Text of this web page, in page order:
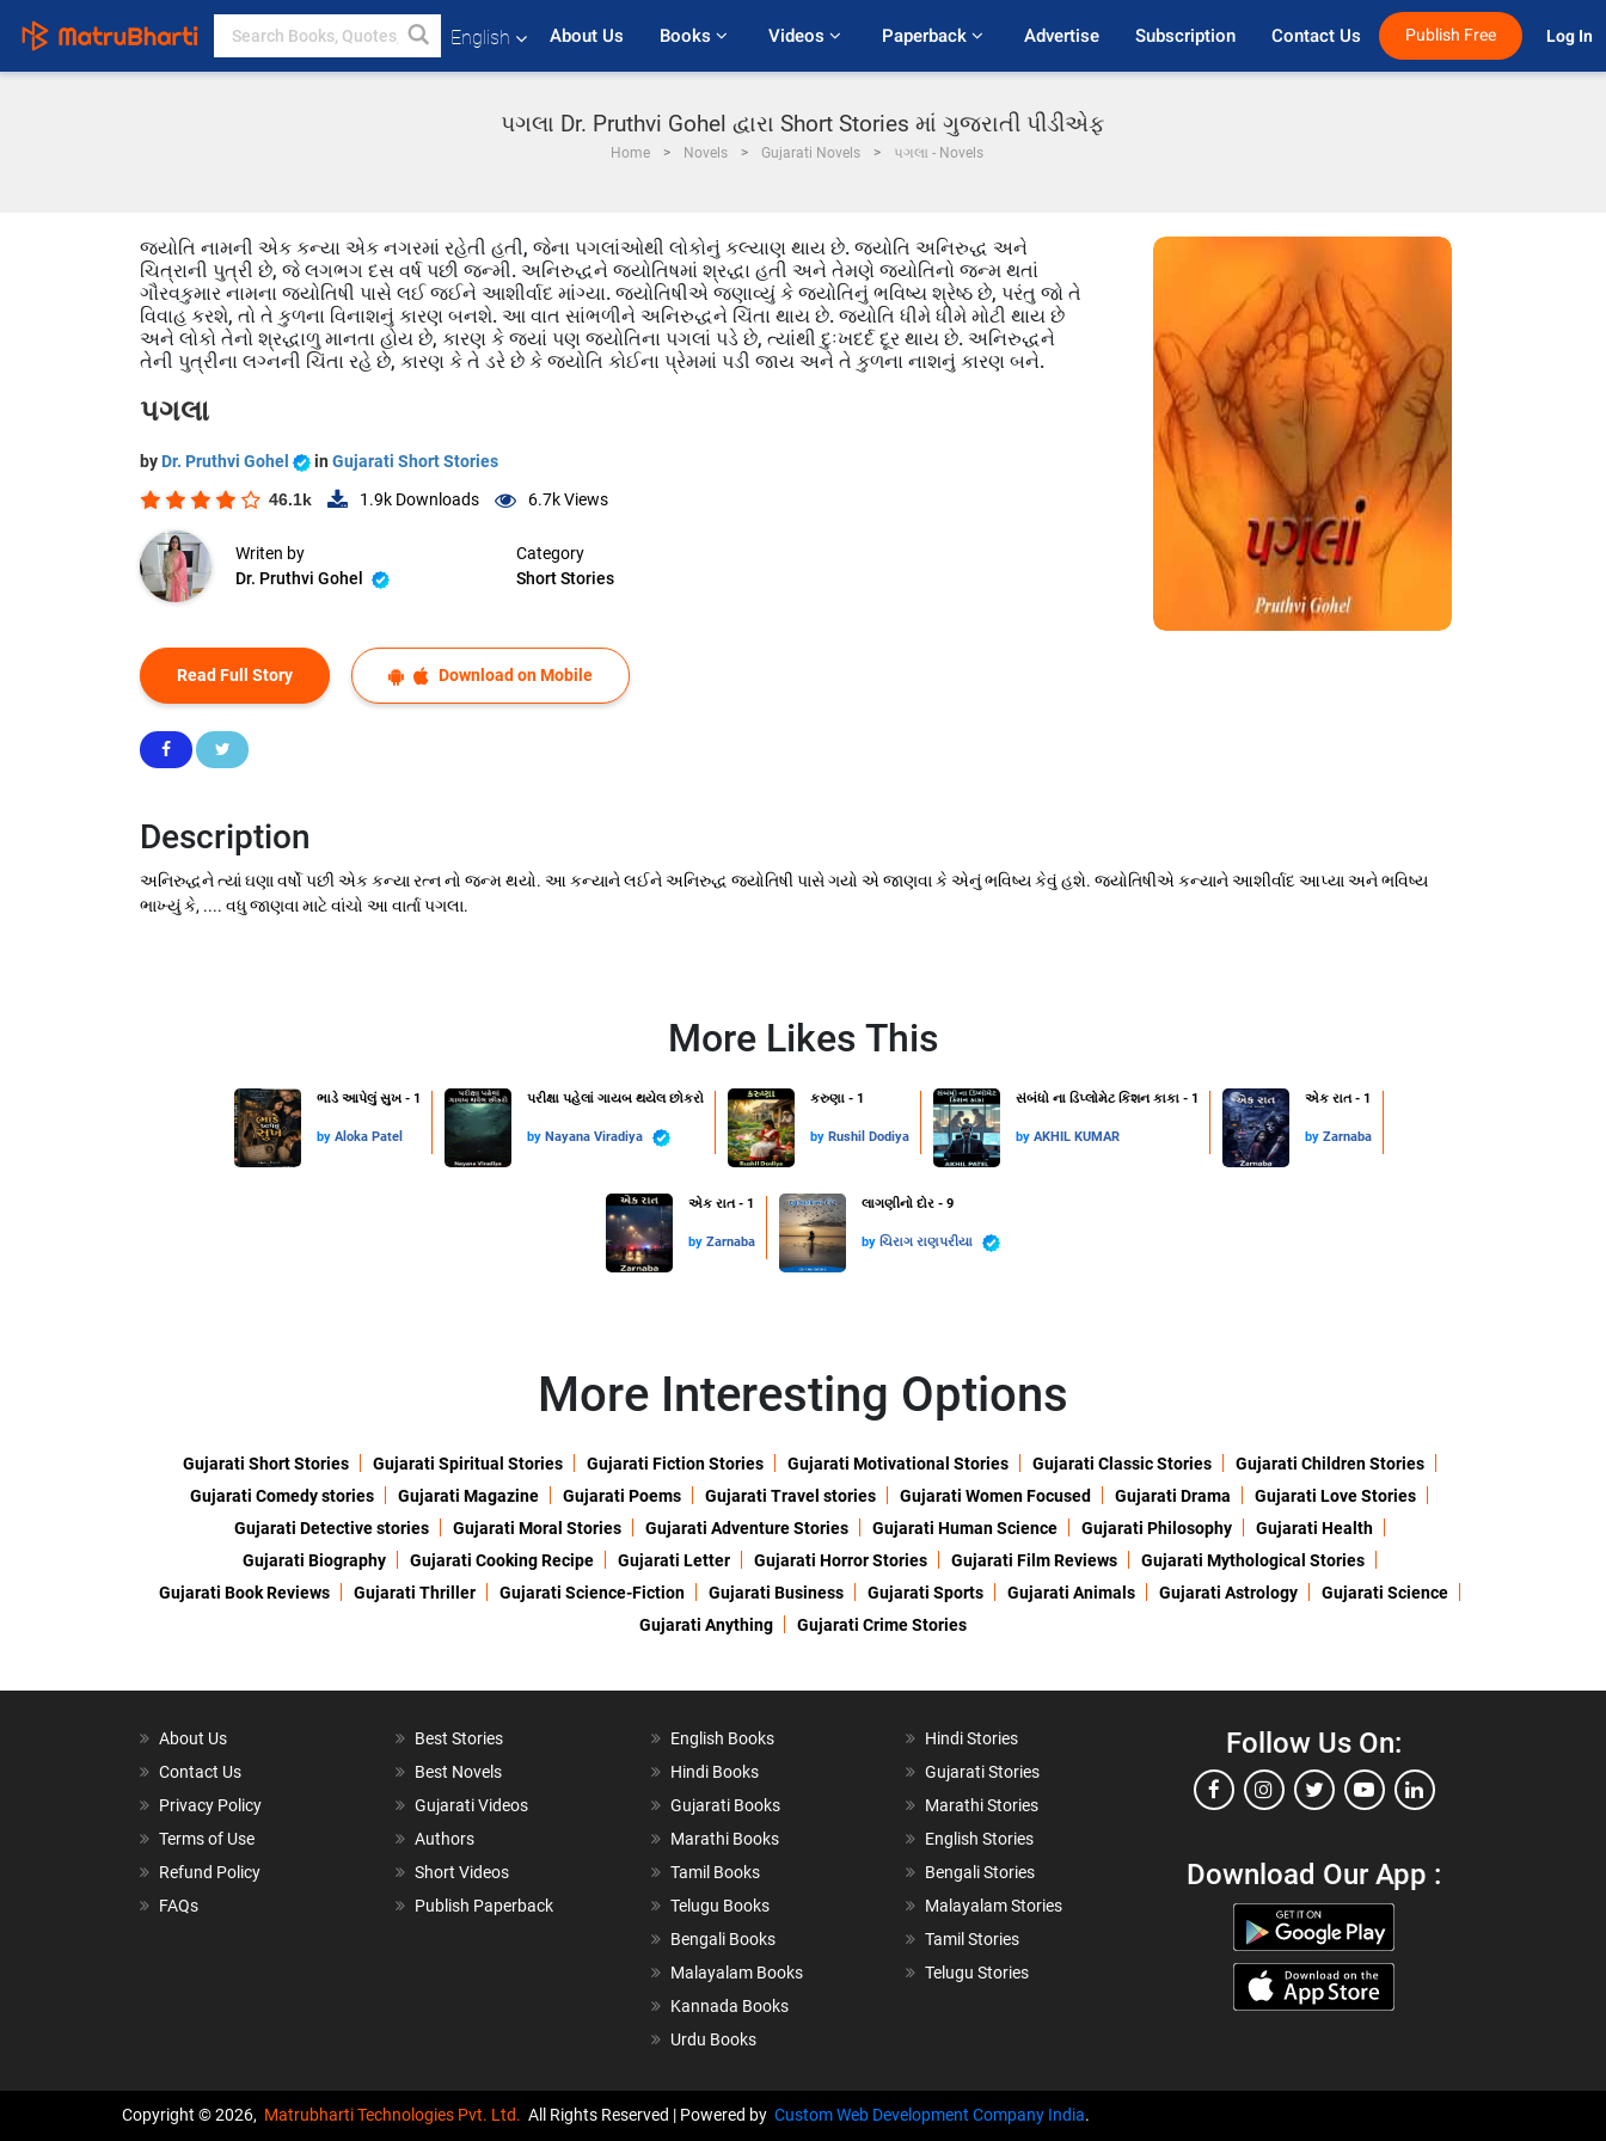
English About Us Books Videos Paperback Advertise Subscription Contact Us Publish Free Log In
પગલા Dr. Pruthvi Gohel દ્વારા Short Stories માં ગુજરાતી પીડીએફ
Home Novels Gujarati Novels પગલા - Novels
જ્યોતિ નામની એક કન્યા એક નગરમાં રહેતી હતી, જેના પગલાંઓથી લોકોનું કલ્યાણ થાય છે. જ્યોતિ અનિરુદ્ધ અને
ચિત્રાની પુત્રી છે, જે લગભગ દસ વર્ષ પછી જન્મી. અનિરુદ્ધને જ્યોતિષમાં શ્રદ્ધા હતી અને તેમણે જ્યોતિનો જન્મ થતાં
ગૌરવકુમાર નામના જ્યોતિષી પાસે લઈ જઈને આશીર્વાદ માંગ્યા. જ્યોતિષીએ જણાવ્યું કે જ્યોતિનું ભવિષ્ય શ્રેષ્ઠ છે, પરંતુ જો તે
વિવાહ કરશે, તો તે કુળના વિનાશનું કારણ બનશે. આ વાત સાંભળીને અનિરુદ્ધને ચિંતા થાય છે. જ્યોતિ ધીમે ધીમે મોટી થાય છે
અને લોકો તેનો શ્રદ્ધાળુ માનતા હોય છે, કારણ કે જ્યાં પણ જ્યોતિના પગલાં પડે છે, ત્યાંથી દુઃખદર્દ દૂર થાય છે. અનિરુદ્ધને
તેની પુત્રીના લગ્નની ચિંતા રહે છે, કારણ કે તે ડરે છે કે જ્યોતિ કોઈના પ્રેમમાં પડી જાય અને તે કુળના નાશનું કારણ બને.
પગલા
by Dr. Pruthvi Gohel in Gujarati Short Stories
46.1k 1.9k Downloads 6.7kViews
Writen by
Dr. Pruthvi Gohel
Category
Short Stories
Read Full Story Download on Mobile
Description
અનિરુદ્ધને ત્યાં ઘણા વર્ષો પછી એક કન્યા રત્ન નો જન્મ થયો. આ કન્યાને લઈને અનિરુદ્ધ જ્યોતિષી પાસે ગયો એ જાણવા કે એનું ભવિષ્ય કેવું હશે. જ્યોતિષીએ કન્યાને આશીર્વાદ આપ્યા અને ભવિષ્ય
ભાખ્યું કે, .... વધુ જાણવા માટે વાંચો આ વાર્તા પગલા.
More Likes This
ભાડે આપેલું સુખ - 1
by Aloka Patel
પરીક્ષા પહેલાં ગાયબ થયેલ છોકરો
by Nayana Viradiya
કરુણા - 1
by Rushil Dodiya
સંબંધો ના ડિપ્લોમેટ કિશન કાકા - 1
by AKHIL KUMAR
એક રાત - 1
by Zarnaba
એક રાત - 1
by Zarnaba
લાગણીનો દોર - 9
by ચિરાગ રાણપરીયા
More Interesting Options
Gujarati Short Stories Gujarati Spiritual Stories Gujarati Fiction Stories Gujarati Motivational Stories Gujarati Classic Stories
Gujarati Children Stories
Gujarati Comedy stories
Gujarati Magazine Gujarati Poems Gujarati Travel stories Gujarati Women Focused Gujarati Drama
Gujarati Love Stories
Gujarati Detective stories
Gujarati Moral Stories Gujarati Adventure Stories Gujarati Human Science Gujarati Philosophy
Gujarati Health
Gujarati Biography
Gujarati Cooking Recipe Gujarati Letter Gujarati Horror Stories Gujarati Film Reviews
Gujarati Mythological Stories
Gujarati Book Reviews
Gujarati Thriller Gujarati Science-Fiction Gujarati Business Gujarati Sports Gujarati Animals Gujarati Astrology
Gujarati Science
Gujarati Anything
Gujarati Crime Stories
About Us
Contact Us
Privacy Policy
Terms of Use
Refund Policy
FAQs
Best Stories
Best Novels
Gujarati Videos
Authors
Short Videos
Publish Paperback
English Books
Hindi Books
Gujarati Books
Marathi Books
Tamil Books
Telugu Books
Bengali Books
Malayalam Books
Kannada Books
Urdu Books
Hindi Stories
Gujarati Stories
Marathi Stories
English Stories
Bengali Stories
Malayalam Stories
Tamil Stories
Telugu Stories
Follow Us On:
Download Our App :
Copyright © 2026, Matrubharti Technologies Pvt. Ltd. All Rights Reserved | Powered by Custom Web Development Company India.